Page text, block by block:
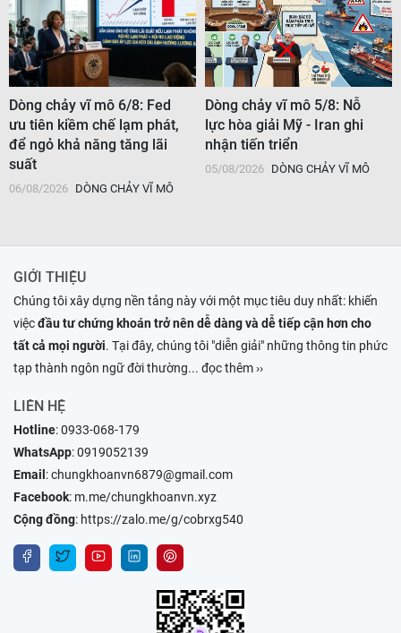
Dòng chảy vĩ mô 6/8: Fed
ưu tiên kiềm chế lạm phát,
để ngỏ khả năng tăng lãi
suất
06/08/2026 DÒNG CHẢY VĨ MÔ
Dòng chảy vĩ mô 5/8: Nỗ
lực hòa giải Mỹ - Iran ghi
nhận tiến triển
05/08/2026 DÒNG CHẢY VĨ MÔ
GIỚI THIỆU
Chúng tôi xây dựng nền tảng này với một mục tiêu duy nhất: khiến
việcđầu tư chứng khoán trở nên dễ dàng và dễ tiếp cận hơn cho
tất cả mọi người. Tại đây, chúng tôi "diễn giải" những thông tin phức
tạp thành ngôn ngữ đời thường... đọc thêm ››
LIÊN HỆ
Hotline:0933-068-179
WhatsApp:0919052139
Email :chungkhoanvn6879@gmail.com
Facebook: m.me/chungkhoanvn.xyz
Cộng đồng: https://zalo.me/g/cobrxg540